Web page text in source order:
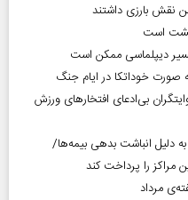
نقش بارزی داشتند
است
مسیر دیپلماسی ممکن است
بی‌ادعای افتخارهای ورزش
دلیل انباشت بدهی بیمه‌ها/